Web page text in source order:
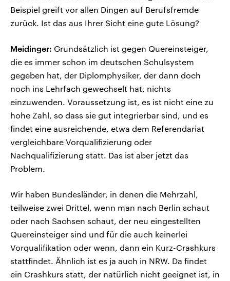
Beispiel greift vor allen Dingen auf Berufsfremde
zurück. Ist das aus Ihrer Sicht eine gute Lösung?
Meidinger: Grundsätzlich ist gegen Quereinsteiger,
die es immer schon im deutschen Schulsystem
gegeben hat, der Diplomphysiker, der dann doch
noch ins Lehrfach gewechselt hat, nichts
einzuwenden. Voraussetzung ist, es ist nicht eine zu
hohe Zahl, so dass sie gut integrierbar sind, und es
findet eine ausreichende, etwa dem Referendariat
vergleichbare Vorqualifizierung oder
Nachqualifizierung statt. Das ist aber jetzt das
Problem.
Wir haben Bundesländer, in denen die Mehrzahl,
teilweise zwei Drittel, wenn man nach Berlin schaut
oder nach Sachsen schaut, der neu eingestellten
Quereinsteiger sind und für die auch keinerlei
Vorqualifikation oder wenn, dann ein Kurz-Crashkurs
stattfindet. Ähnlich ist es ja auch in NRW. Da findet
ein Crashkurs statt, der natürlich nicht geeignet ist, in